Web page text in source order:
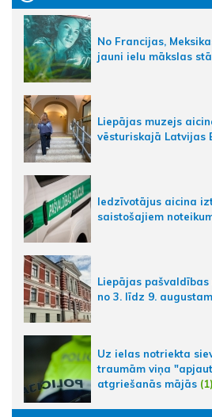
No Francijas,
jauni ielu mākslas
Liepājas muzejs
vēsturiskajā Latvijas
Iedzīvotājus aicina
saistošajiem
Liepājas
no 3. līdz 9. augustam
Uz ielas notriekta
traumām viņa
atgriešanās mājās (1)